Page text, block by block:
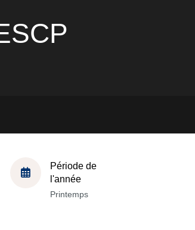
Période de
l'année
Printemps